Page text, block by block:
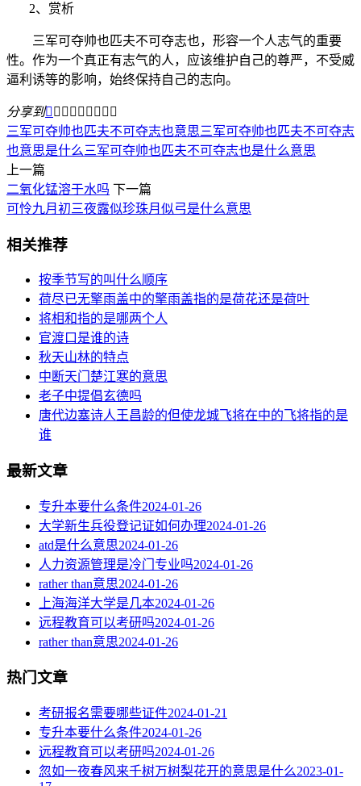
2、赏析
三军可夺帅也匹夫不可夺志也，形容一个人志气的重要
性。作为一个真正有志气的人，应该维护自己的尊严，不受威
逼利诱等的影响，始终保持自己的志向。
分享到        
三军可夺帅也匹夫不可夺志也意思三军可夺帅也匹夫不可夺志
也意思是什么三军可夺帅也匹夫不可夺志也是什么意思
上一篇
二氧化锰溶于水吗 下一篇
可怜九月初三夜露似珍珠月似弓是什么意思
相关推荐
按季节写的叫什么顺序
荷尽已无擎雨盖中的擎雨盖指的是荷花还是荷叶
将相和指的是哪两个人
官渡口是谁的诗
秋天山林的特点
中断天门楚江寒的意思
老子中提倡玄德吗
唐代边塞诗人王昌龄的但使龙城飞将在中的飞将指的是
谁
最新文章
专升本要什么条件2024-01-26
大学新生兵役登记证如何办理2024-01-26
atd是什么意思2024-01-26
人力资源管理是冷门专业吗2024-01-26
rather than意思2024-01-26
上海海洋大学是几本2024-01-26
远程教育可以考研吗2024-01-26
rather than意思2024-01-26
热门文章
考研报名需要哪些证件2024-01-21
专升本要什么条件2024-01-26
远程教育可以考研吗2024-01-26
忽如一夜春风来千树万树梨花开的意思是什么2023-01-